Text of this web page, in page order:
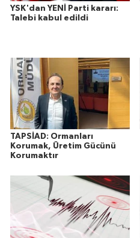
YSK'dan YENİ Parti kararı:
Talebi kabul edildi
TAPSİAD: Ormanları
Korumak, Üretim Gücünü
Korumaktır